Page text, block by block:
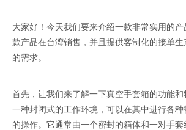
大家好！今天我们要来介绍一款非常实用的
款产品在台湾销售，并且提供客制化的接单
的需求。
首先，让我们来了解一下真空手套箱的功能
一种封闭式的工作环境，可以在其中进行各
的操作。它通常由一个密封的箱体和一对手